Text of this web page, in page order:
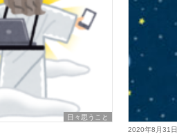
日々思うこと
2020年8月31日